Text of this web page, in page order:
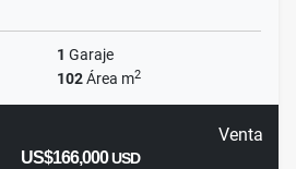
1 Garaje
102Área m2
Venta
US$166,000USD